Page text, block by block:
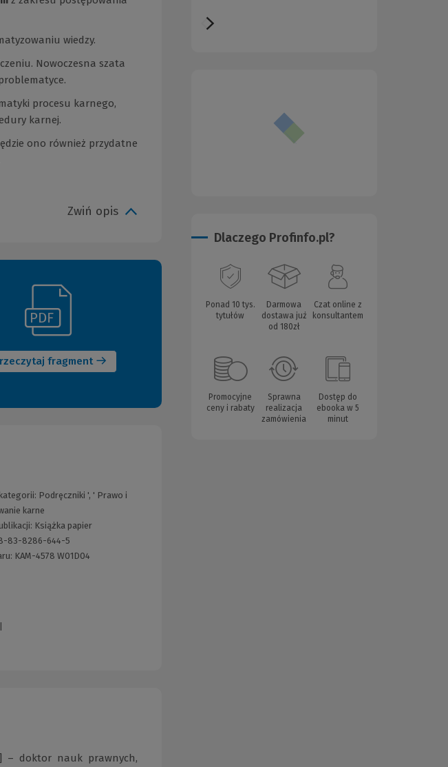
wiedzy.
Nowoczesna szata
procesu karnego,
karnej.
ono również przydatne
Zwiń opis
fragment
(Nowe
okno)
(Link
do
innej
strony)
Podręczniki ', ' Prawo i
karne
Książka papier
83-8286-644-5
KAM-4578 W01D04
– doktor nauk prawnych,
Dlaczego Profinfo.pl?
Ponad 10 tys.
tytułów
Darmowa
dostawa już
od 180zł
Czat online z
konsultantem
Promocyjne
ceny i rabaty
Sprawna
realizacja
zamówienia
Dostęp do
ebooka w 5
minut